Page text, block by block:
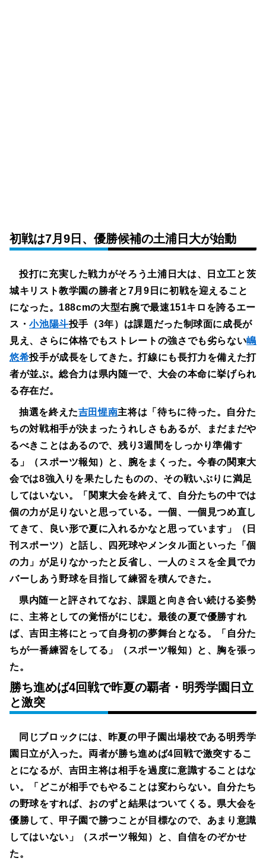
初戦は7月9日、優勝候補の土浦日大が始動
投打に充実した戦力がそろう土浦日大は、日立工と茨
城キリスト教学園の勝者と7月9日に初戦を迎えること
になった。188cmの大型右腕で最速151キロを誇るエー
ス・小池陽斗投手（3年）は課題だった制球面に成長が
見え、さらに体格でもストレートの強さでも劣らない嶋
悠希投手が成長をしてきた。打線にも長打力を備えた打
者が並ぶ。総合力は県内随一で、大会の本命に挙げられ
る存在だ。
抽選を終えた吉田惺南主将は「待ちに待った。自分た
ちの対戦相手が決まったうれしさもあるが、まだまだや
るべきことはあるので、残り3週間をしっかり準備す
る」（スポーツ報知）と、腕をまくった。今春の関東大
会では8強入りを果たしたものの、その戦いぶりに満足
してはいない。「関東大会を終えて、自分たちの中では
個の力が足りないと思っている。一個、一個見つめ直し
てきて、良い形で夏に入れるかなと思っています」（日
刊スポーツ）と話し、四死球やメンタル面といった「個
の力」が足りなかったと反省し、一人のミスを全員でカ
バーしあう野球を目指して練習を積んできた。
県内随一と評されてなお、課題と向き合い続ける姿勢
に、主将としての覚悟がにじむ。最後の夏で優勝すれ
ば、吉田主将にとって自身初の夢舞台となる。「自分た
ちが一番練習をしてる」（スポーツ報知）と、胸を張っ
た。
勝ち進めば4回戦で昨夏の覇者・明秀学園日立
と激突
同じブロックには、昨夏の甲子園出場校である明秀学
園日立が入った。両者が勝ち進めば4回戦で激突するこ
とになるが、吉田主将は相手を過度に意識することはな
い。「どこが相手でもやることは変わらない。自分たち
の野球をすれば、おのずと結果はついてくる。県大会を
優勝して、甲子園で勝つことが目標なので、あまり意識
してはいない」（スポーツ報知）と、自信をのぞかせ
た。